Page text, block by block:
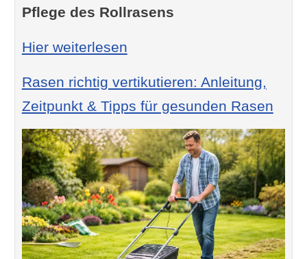
Pflege des Rollrasens
Hier weiterlesen: Rollrasen – was
Rasen richtig vertikutieren: Anleitung,
Zeitpunkt & Tipps für gesunden Rasen